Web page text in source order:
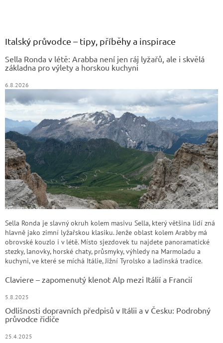
Italský průvodce – tipy, příběhy a inspirace
Sella Ronda v létě: Arabba není jen ráj lyžařů, ale i skvělá
základna pro výlety a horskou kuchyni
6.8.2026
Sella Ronda je slavný okruh kolem masivu Sella, který většina lidí zná
hlavně jako zimní lyžařskou klasiku. Jenže oblast kolem Arabby má
obrovské kouzlo i v létě. Místo sjezdovek tu najdete panoramatické
stezky, lanovky, horské chaty, průsmyky, výhledy na Marmoladu a
kuchyni, ve které se míchá Itálie, Jižní Tyrolsko a ladinská tradice.
Claviere – zapomenutý klenot Alp mezi Itálií a Francií
5.8.2025
Odlišnosti dopravních předpisů v Itálii a v Česku: Podrobný
průvodce řidiče
25.4.2025